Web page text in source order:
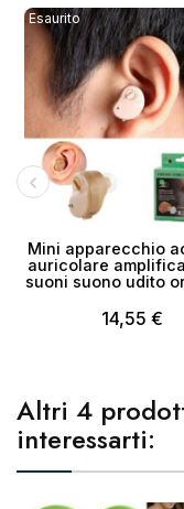
Esaurito
Mini apparecchio
auricolare
suoni suono udito
14,55 €
Altri 4
interessarti: